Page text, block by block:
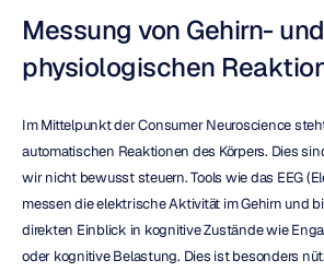
Messung von Gehirn- und
physiologischen
Im Mittelpunkt der Consumer Neuroscience
automatischen Reaktionen des Körpers. Dies
wir nicht bewusst steuern. Tools wie das EEG
messen die elektrische Aktivität im Gehirn und
direkten Einblick in kognitive Zustände wie
oder kognitive Belastung. Dies ist besonders